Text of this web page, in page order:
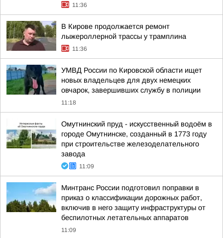
11:36
В Кирове продолжается ремонт
лыжероллерной трассы у трамплина
11:36
УМВД России по Кировской области ищет
новых владельцев для двух немецких
овчарок, завершивших службу в полиции
11:18
Омутнинский пруд - искусственный водоём в
городе Омутнинске, созданный в 1773 году
при строительстве железоделательного
завода
11:09
Минтранс России подготовил поправки в
приказ о классификации дорожных работ,
включив в него защиту инфраструктуры от
беспилотных летательных аппаратов
11:09